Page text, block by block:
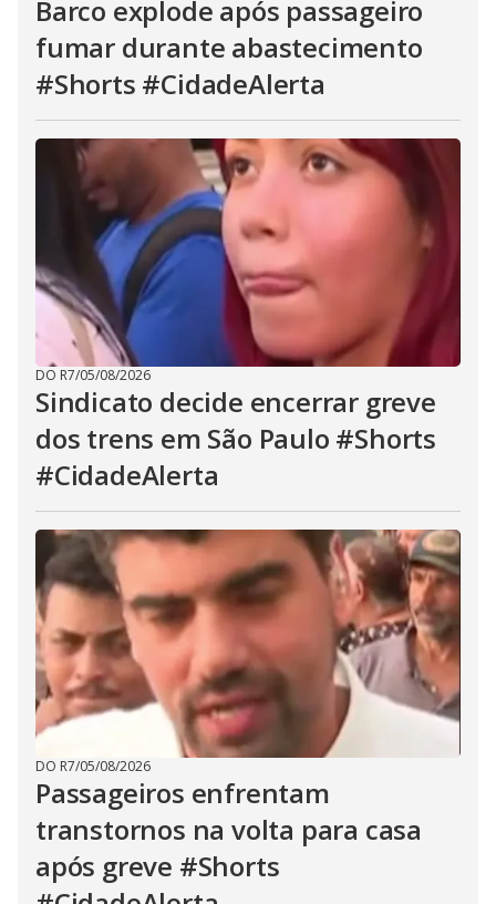
Barco explode após passageiro
fumar durante abastecimento
#Shorts #CidadeAlerta
DO R7/05/08/2026
Sindicato decide encerrar greve
dos trens em São Paulo #Shorts
#CidadeAlerta
DO R7/05/08/2026
Passageiros enfrentam
transtornos na volta para casa
após greve #Shorts